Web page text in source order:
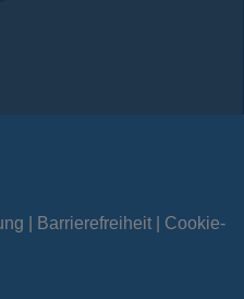
Barrierefreiheit
Cookie-